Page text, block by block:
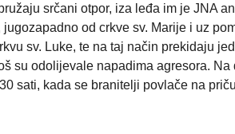
srčani otpor, iza leđa im je JNA
od crkve sv. Marije i uz
sv. Luke, te na taj način prekidaju
su odolijevale napadima agresora. Na
sati, kada se branitelji povlače na